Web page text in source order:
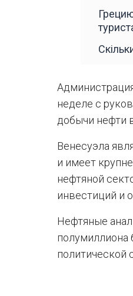
неделе с
добычи нефти
Венесуэла
и имеет
нефтяной
инвестиций и
Нефтяные
полумиллиона
политической